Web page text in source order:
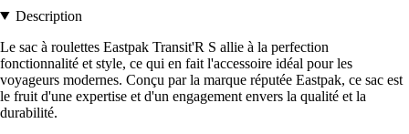
Description
Le sac à roulettes Eastpak Transit'R S allie à la perfection
fonctionnalité et style, ce qui en fait l'accessoire idéal pour les
voyageurs modernes. Conçu par la marque réputée Eastpak, ce sac est
le fruit d'une expertise et d'un engagement envers la qualité et la
durabilité.